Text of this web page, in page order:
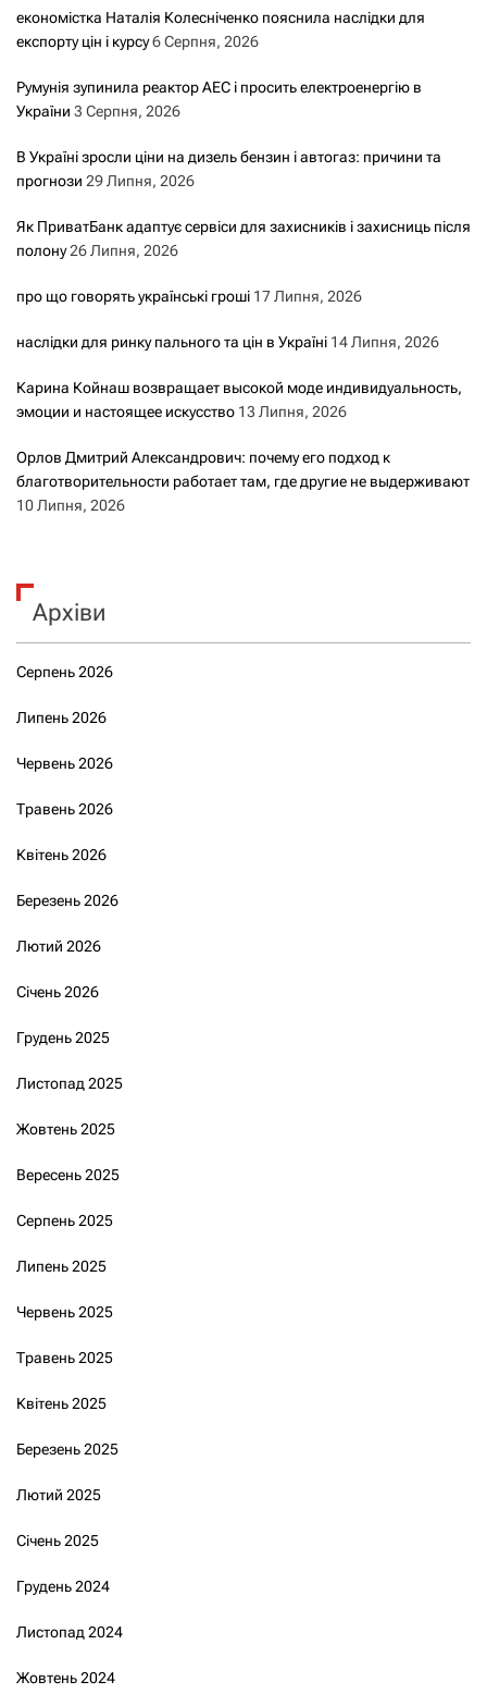
економістка Наталія Колесніченко пояснила наслідки для
експорту цін і курсу6 Серпня, 2026
Румунія зупинила реактор АЕС і просить електроенергію в
України 3 Серпня, 2026
В Україні зросли ціни на дизель бензин і автогаз: причини та
прогнози 29 Липня, 2026
Як ПриватБанк адаптує сервіси для захисників і захисниць після
полону26 Липня, 2026
про що говорять українські гроші 17 Липня, 2026
наслідки для ринку пального та цін в Україні 14 Липня, 2026
Карина Койнаш возвращает высокой моде индивидуальность,
эмоции и настоящее искусство 13 Липня, 2026
Орлов Дмитрий Александрович: почему его подход к
благотворительности работает там, где другие не выдерживают
10 Липня, 2026
Архіви
Серпень 2026
Липень 2026
Червень 2026
Травень 2026
Квітень 2026
Березень 2026
Лютий 2026
Січень 2026
Грудень 2025
Листопад 2025
Жовтень 2025
Вересень 2025
Серпень 2025
Липень 2025
Червень 2025
Травень 2025
Квітень 2025
Березень 2025
Лютий 2025
Січень 2025
Грудень 2024
Листопад 2024
Жовтень 2024